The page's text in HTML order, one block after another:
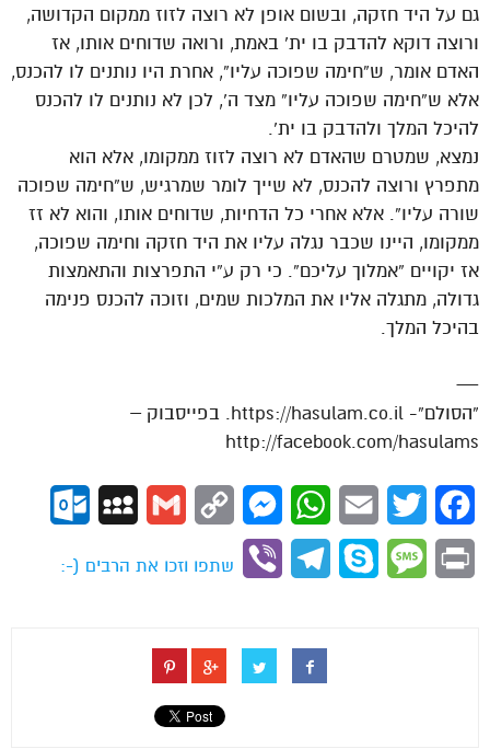
גם על היד חזקה, ובשום אופן לא רוצה לזוז ממקום הקדושה,
ורוצה דוקא להדבק בו ית’ באמת, ורואה שדוחים אותו, אז
האדם אומר, ש”חימה שפוכה עליו”, אחרת היו נותנים לו להכנס,
אלא ש”חימה שפוכה עליו” מצד ה’, לכן לא נותנים לו להכנס
להיכל המלך ולהדבק בו ית’.
נמצא, שמטרם שהאדם לא רוצה לזוז ממקומו, אלא הוא
מתפרץ ורוצה להכנס, לא שייך לומר שמרגיש, ש”חימה שפוכה
שורה עליו”. אלא אחרי כל הדחיות, שדוחים אותו, והוא לא זז
ממקומו, היינו שכבר נגלה עליו את היד חזקה וחימה שפוכה,
אז יקויים “אמלוך עליכם”. כי רק ע”י התפרצות והתאמצות
גדולה, מתגלה אליו את המלכות שמים, וזוכה להכנס פנימה
בהיכל המלך.
—
“הסולם”- https://hasulam.co.il. בפייסבוק –
http://facebook.com/hasulams
Facebook
Twitter
Email
WhatsApp
Messenger
Copy
Gmail
MySpace
Print
Message
Skype
Telegram
Viber
שתפו וזכו את הרבים (-: